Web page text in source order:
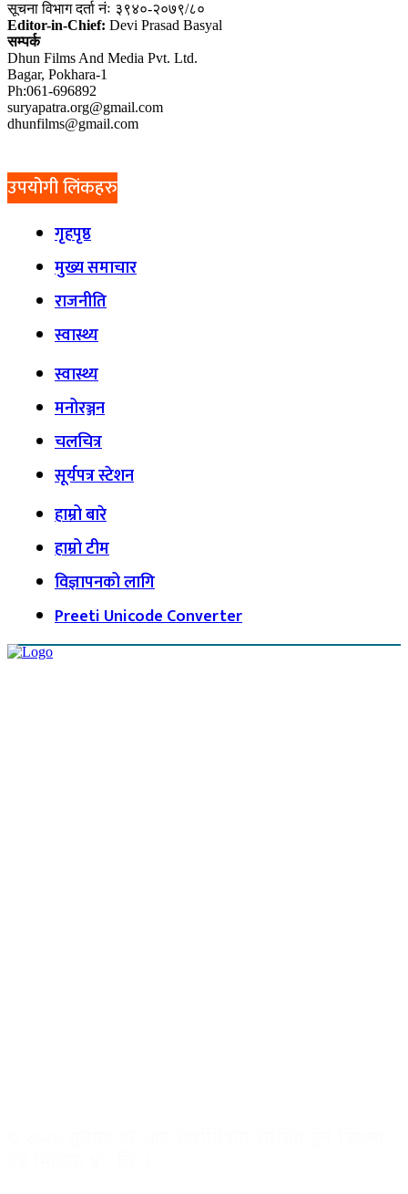
सूचना विभाग दर्ता नंः ३९४०-२०७९/८०
Editor-in-Chief: Devi Prasad Basyal
सम्पर्क
Dhun Films And Media Pvt. Ltd.
Bagar, Pokhara-1
Ph:061-696892
suryapatra.org@gmail.com
dhunfilms@gmail.com
उपयोगी लिंकहरु
गृहपृष्ठ
मुख्य समाचार
राजनीति
स्वास्थ्य
स्वास्थ्य
मनोरञ्जन
चलचित्र
सूर्यपत्र स्टेशन
हाम्रो बारे
हाम्रो टीम
विज्ञापनको लागि
Preeti Unicode Converter